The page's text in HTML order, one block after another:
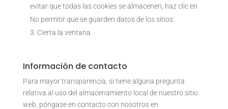
evitar que todas las cookies se almacenen, haz clic en
No permitir que se guarden datos de los sitios.
Cierra la ventana.
Información de contacto
Para mayor transparencia, si tiene alguna pregunta
relativa al uso del almacenamiento local de nuestro sitio
web, póngase en contacto con nosotros en